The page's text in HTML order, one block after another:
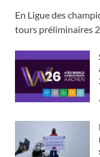
En Ligue des
tours préliminaires